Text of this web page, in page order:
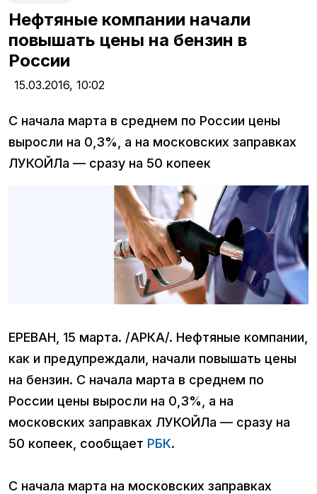
Нефтяные компании начали
повышать цены на бензин в
России
15.03.2016, 10:02
С начала марта в среднем по России цены
выросли на 0,3%, а на московских заправках
ЛУКОЙЛа — сразу на 50 копеек
ЕРЕВАН, 15 марта. /АРКА/. Нефтяные компании,
как и предупреждали, начали повышать цены
на бензин. С начала марта в среднем по
России цены выросли на 0,3%, а на
московских заправках ЛУКОЙЛа — сразу на
50 копеек, сообщает РБК.
С начала марта на московских заправках